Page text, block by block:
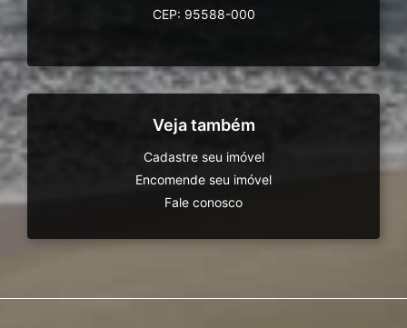
CEP: 95588-000
Veja também
Cadastre seu imóvel
Encomende seu imóvel
Fale conosco